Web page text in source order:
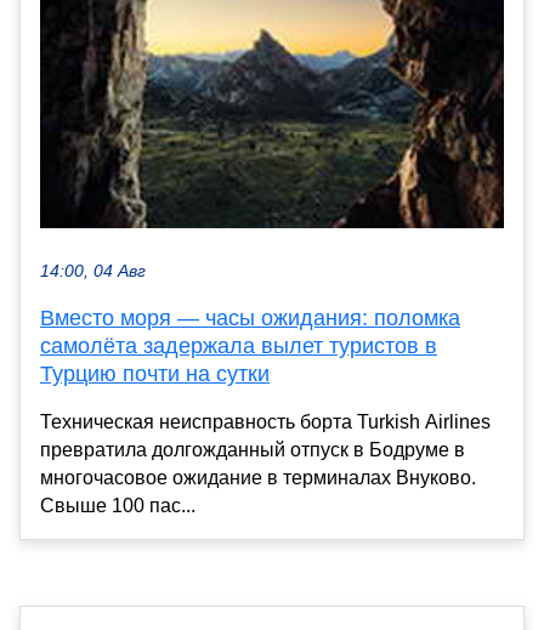
14:00, 04 Авг
Вместо моря — часы ожидания: поломка
самолёта задержала вылет туристов в
Турцию почти на сутки
Техническая неисправность борта Turkish Airlines
превратила долгожданный отпуск в Бодруме в
многочасовое ожидание в терминалах Внуково.
Свыше 100 пас...